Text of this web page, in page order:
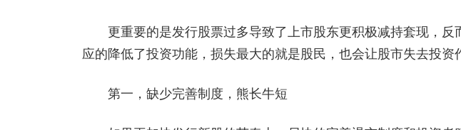
更重要的是发行股票过多导致了上市股东更积极减持套现，反
应的降低了投资功能，损失最大的就是股民，也会让股市失去投资
第一，缺少完善制度，熊长牛短